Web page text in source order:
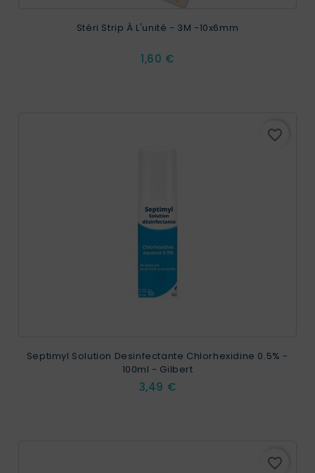
Stéri Strip À L'unité - 3M -10x6mm
Prix
1,60 €
favorite_border
Septimyl Solution Desinfectante Chlorhexidine 0.5% -
100ml - Gilbert
Prix
3,49 €
favorite_border